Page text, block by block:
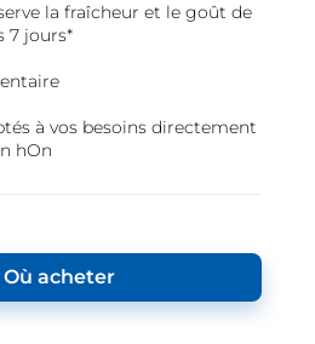
la fraîcheur et le goût de
7 jours*
à vos besoins directement
hOn
Où acheter